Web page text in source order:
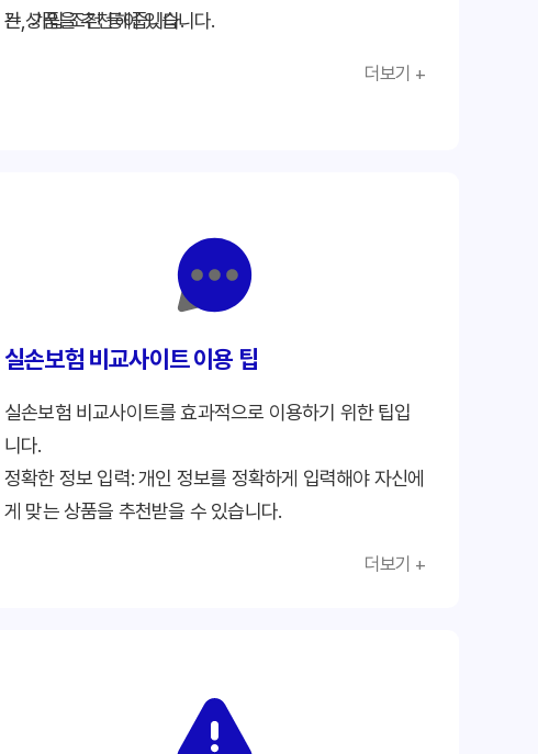
는 상품을 추천해줍니다.
간, 가입 조건 등이 있습니다.
더보기 +
실손보험 비교사이트 이용 팁
실손보험 비교사이트를 효과적으로 이용하기 위한 팁입
니다.
정확한 정보 입력: 개인 정보를 정확하게 입력해야 자신에
게 맞는 상품을 추천받을 수 있습니다.
전문가 상담 활용: 필요하다면 보험 전문가의 상담을 받는
더보기 +